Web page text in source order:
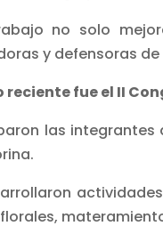
no solo
y defensoras
reciente fue el II
las integrantes